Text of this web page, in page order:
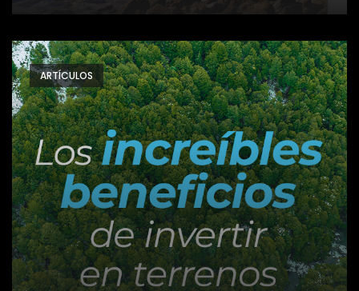
ARTÍCULOS